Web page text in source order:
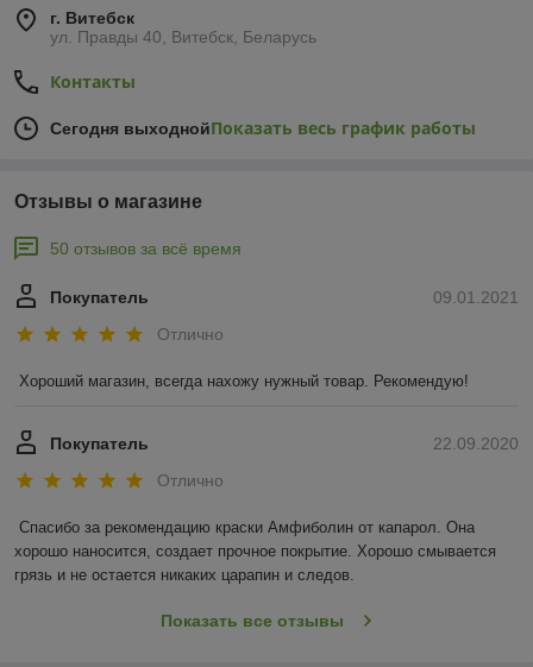
г. Витебск
ул. Правды 40, Витебск, Беларусь
Контакты
Сегодня выходнойПоказать весь график работы
Отзывы о магазине
50 отзывов за всё время
09.01.2021
Покупатель
Отлично
Хороший магазин, всегда нахожу нужный товар. Рекомендую!
22.09.2020
Покупатель
Отлично
Спасибо за рекомендацию краски Амфиболин от капарол. Она
хорошо наносится, создает прочное покрытие. Хорошо смывается
грязь и не остается никаких царапин и следов.
Показать все отзывы